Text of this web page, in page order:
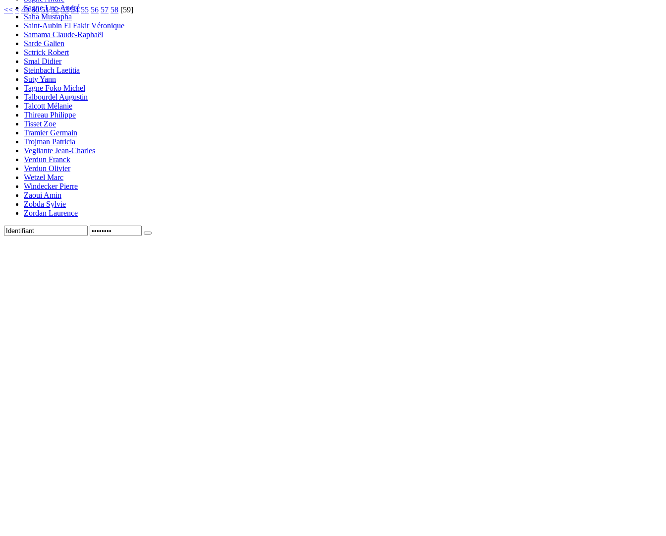
Sagne Luc-André
Saha Mustapha
Saint-Aubin El Fakir Véronique
Samama Claude-Raphaël
Sarde Galien
Sctrick Robert
Smal Didier
Steinbach Laetitia
Suty Yann
Tagne Foko Michel
Talbourdel Augustin
Talcott Mélanie
Thireau Philippe
Tisset Zoe
Tramier Germain
Trojman Patricia
Vegliante Jean-Charles
Verdun Franck
Verdun Olivier
Wetzel Marc
Windecker Pierre
Zaoui Amin
Zobda Sylvie
Zordan Laurence
<< < 49 50 51 52 53 54 55 56 57 58 [59]